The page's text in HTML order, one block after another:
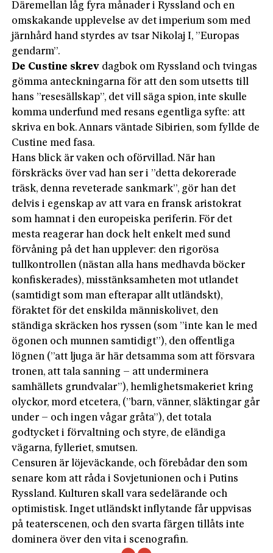
Däremellan låg fyra månader i Ryssland och en
omskakande upplevelse av det imperium som med
järnhård hand styrdes av tsar Nikolaj I, ”Europas
gendarm”.
De Custine skrev dagbok om Ryssland och tvingas
gömma anteckningarna för att den som utsetts till
hans ”resesällskap”, det vill säga spion, inte skulle
komma underfund med resans egentliga syfte: att
skriva en bok. Annars väntade Sibirien, som fyllde de
Custine med fasa.
Hans blick är vaken och oförvillad. När han
förskräcks över vad han ser i ”detta dekorerade
träsk, denna reveterade sankmark”, gör han det
delvis i egenskap av att vara en fransk aristokrat
som hamnat i den europeiska periferin. För det
mesta reagerar han dock helt enkelt med sund
förvåning på det han upplever: den rigorösa
tullkontrollen (nästan alla hans medhavda böcker
konfiskerades), misstänksamheten mot utlandet
(samtidigt som man efterapar allt utländskt),
föraktet för det enskilda människolivet, den
ständiga skräcken hos ryssen (som ”inte kan le med
ögonen och munnen samtidigt”), den offentliga
lögnen (”att ljuga är här detsamma som att försvara
tronen, att tala sanning – att underminera
samhällets grundvalar”), hemlighetsmakeriet kring
olyckor, mord etcetera, (”barn, vänner, släktingar går
under – och ingen vågar gråta”), det totala
godtycket i förvaltning och styre, de eländiga
vägarna, fylleriet, smutsen.
Censuren är löjeväckande, och förebådar den som
senare kom att råda i Sovjetunionen och i Putins
Ryssland. Kulturen skall vara sedelärande och
optimistisk. Inget utländskt inflytande får uppvisas
på teaterscenen, och den svarta färgen tillåts inte
dominera över den vita i scenografin.